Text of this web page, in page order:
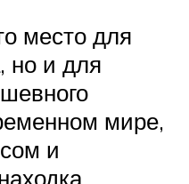
место для
но и для
мире,
и